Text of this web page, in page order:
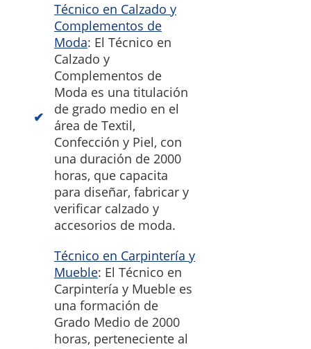
Técnico en Calzado y
Complementos de
Moda: El Técnico en
Calzado y
Complementos de
Moda es una titulación
de grado medio en el
área de Textil,
Confección y Piel, con
una duración de 2000
horas, que capacita
para diseñar, fabricar y
verificar calzado y
accesorios de moda.
Técnico en Carpintería y
Mueble: El Técnico en
Carpintería y Mueble es
una formación de
Grado Medio de 2000
horas, perteneciente al